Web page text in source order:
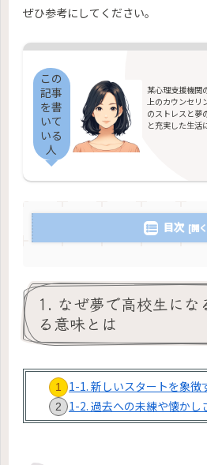
ぜひ参考にしてください。
この
記事
を書
いて
いる
人
某心理支援機関
上のカウンセリ
のストレスと夢
と充実した生活
目次
1. なぜ夢で高校生にな
る意味とは
1-1. 新しいスタートを象徴
1-2. 過去への未練や懐かし